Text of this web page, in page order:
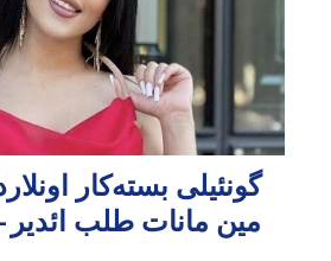
مین مانات طلب ائدیر